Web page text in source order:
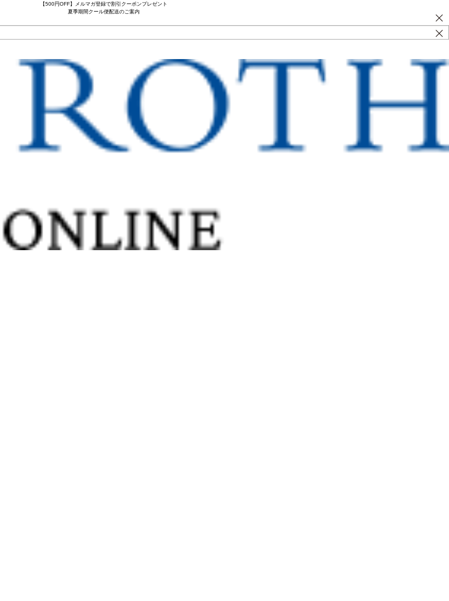
【500円OFF】メルマガ登録で割引クーポンプレゼント
夏季期間クール便配送のご案内